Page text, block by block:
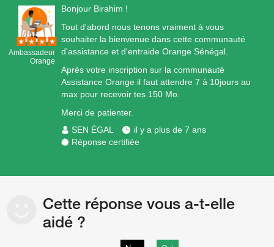
Ambassadeur
Orange
Bonjour Birahim !
Tout d'abord nous tenons vraiment à vous
souhaiter la bienvenue dans cette communauté
d'assistance et d'entraide Orange Sénégal.
Après votre inscription sur la communauté
Assistance Orange il faut attendre 7 à 10jours au
max pour recevoir tes 150 Mo.
Merci de patienter.
SEN ÉGAL
il y a plus de 7 ans
Réponse certifiée
Cette réponse vous a-t-elle
aidé ?